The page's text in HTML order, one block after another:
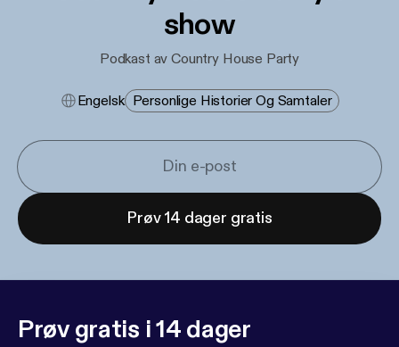
show
Podkast av Country House Party
Engelsk Personlige Historier Og Samtaler
Prøv 14 dager gratis
Prøv gratis i 14 dager